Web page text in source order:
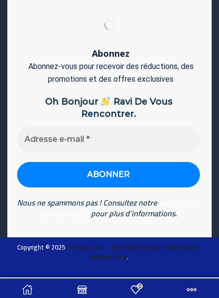
Abonnez
Abonnez-vous pour recevoir des réductions, des
promotions et des offres exclusives
Oh Bonjour
Ravi De Vous
Rencontrer.
Nous ne spammons pas ! Consultez notre
pour plus d’informations.
Copyright © 2025Tecnocity.ma– Spécialiste en vente de produits
informatique.
ADD TO CART
0